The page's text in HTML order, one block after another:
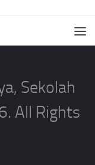
Sekolah
All Rights